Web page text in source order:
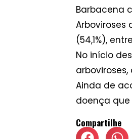
Barbacena
Arboviroses
(54,1%),
No início
Ainda de
doença
Compartilhe